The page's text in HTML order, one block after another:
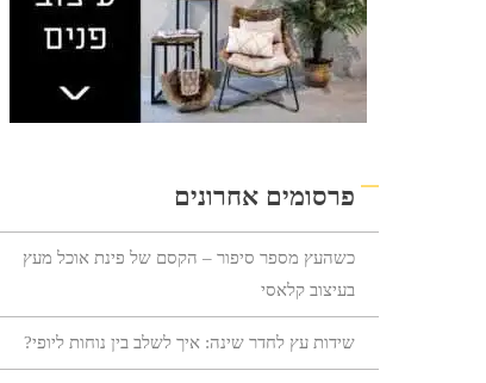
פרסומים אחרונים
כשהעץ מספר סיפור – הקסם של פינת אוכל מעץ
בעיצוב קלאסי
שידות עץ לחדר שינה: איך לשלב בין נוחות ליופי?